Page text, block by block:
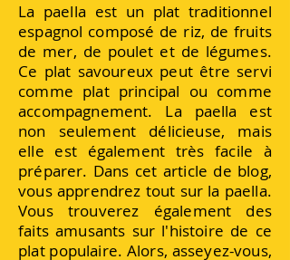
La paella est un plat traditionnel
espagnol composé de riz, de fruits
de mer, de poulet et de légumes.
Ce plat savoureux peut être servi
comme plat principal ou comme
accompagnement. La paella est
non seulement délicieuse, mais
elle est également très facile à
préparer. Dans cet article de blog,
vous apprendrez tout sur la paella.
Vous trouverez également des
faits amusants sur l'histoire de ce
plat populaire. Alors, asseyez-vous,